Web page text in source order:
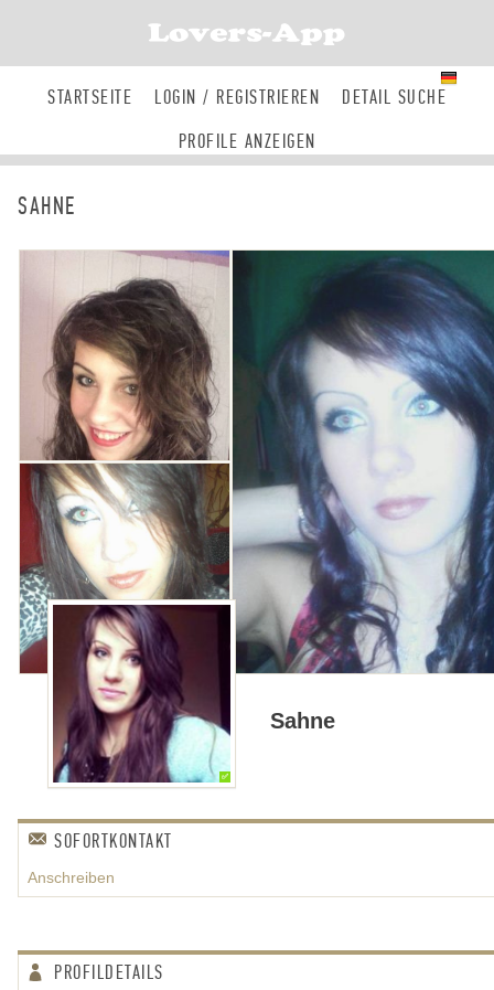
STARTSEITE LOGIN / REGISTRIEREN
DETAIL SUCHE
PROFILE ANZEIGEN
SAHNE
✅
Sahne
SOFORTKONTAKT
Anschreiben
PROFILDETAILS